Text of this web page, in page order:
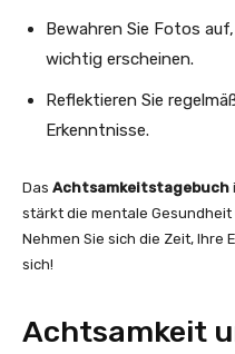
Bewahren Sie Fotos
wichtig erscheinen.
Reflektieren Sie
Erkenntnisse.
Das Achtsamkeitstagebuch
stärkt die mentale Gesundheit
Nehmen Sie sich die Zeit,
sich!
Achtsamkeit